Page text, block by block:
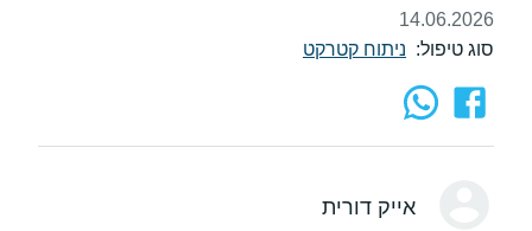
14.06.2026
סוג טיפול: ניתוח קטרקט
אייק דורית